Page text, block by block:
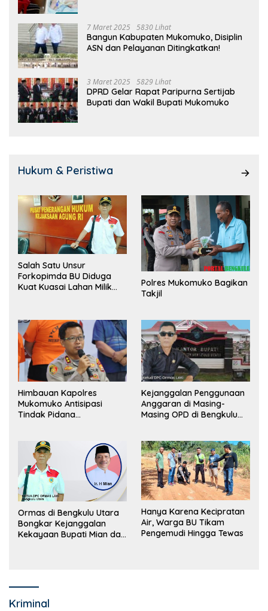
7 Maret 2025 5830 Lihat
Bangun Kabupaten Mukomuko, Disiplin
ASN dan Pelayanan Ditingkatkan!
3 Maret 2025 5829 Lihat
DPRD Gelar Rapat Paripurna Sertijab
Bupati dan Wakil Bupati Mukomuko
Hukum & Peristiwa
Salah Satu Unsur
Forkopimda BU Diduga
Kuat Kuasai Lahan Milik
Polres Mukomuko Bagikan
Takjil
Himbauan Kapolres
Mukomuko Antisipasi
Tindak Pidana
Kejanggalan Penggunaan
Anggaran di Masing-
Masing OPD di Bengkulu
Ormas di Bengkulu Utara
Bongkar Kejanggalan
Kekayaan Bupati Mian dan
Hanya Karena Kecipratan
Air, Warga BU Tikam
Pengemudi Hingga Tewas
Kriminal